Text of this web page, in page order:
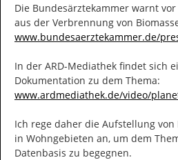
Die Bundesärztekammer warnt
https://
www.bundesaerztekammer.de/
In der ARD-Mediathek findet sich
https://
www.ardmediathek.de/video/
Ich rege daher die Aufstellung
in Wohngebieten an, um dem
Datenbasis zu begegnen.